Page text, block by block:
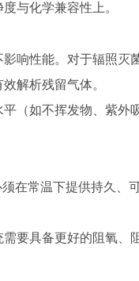
与化学兼容性上。
响性能。对于辐照灭
解析残留气体。
（如不挥发物、紫外
在常温下提供持久、
要具备更好的阻氧、